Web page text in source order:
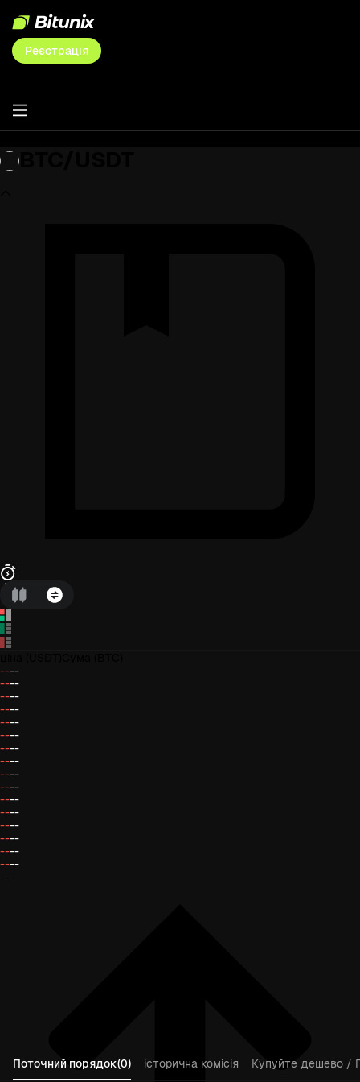
Реєстрація
----
----
----
----
----
----
----
----
----
----
----
----
----
----
----
----
Поточний порядок(0) історична комісія
Купуйте дешево /